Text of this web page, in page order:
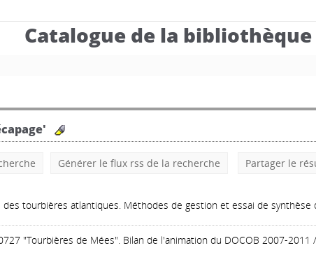
Catalogue de la bibliothèque
Générer le flux rss de la recherche Partager le
des tourbières atlantiques. Méthodes de gestion et essai de
"Tourbières de Mées". Bilan de l'animation du DOCOB 2007-2011 /